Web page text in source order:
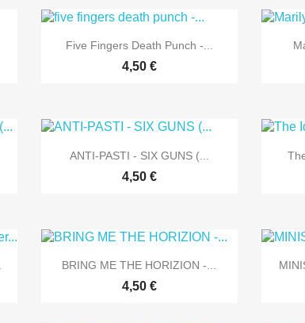
 Vorschau
Five Fingers Death Punch -...
4,50 €
 Vorschau
ANTI-PASTI - SIX GUNS (...
4,50 €
 Vorschau
BRING ME THE HORIZION -...
4,50 €